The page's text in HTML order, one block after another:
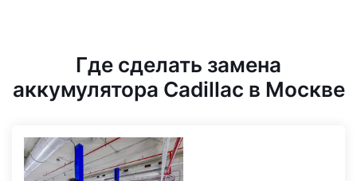
Где сделать замена
аккумулятора Cadillac в Москве